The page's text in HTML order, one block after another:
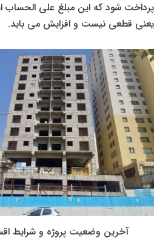
پرداخت شود که این مبلغ علی الحساب
یعنی قطعی نیست و افزایش می باید.
آخرین وضعیت پروژه و شرایط